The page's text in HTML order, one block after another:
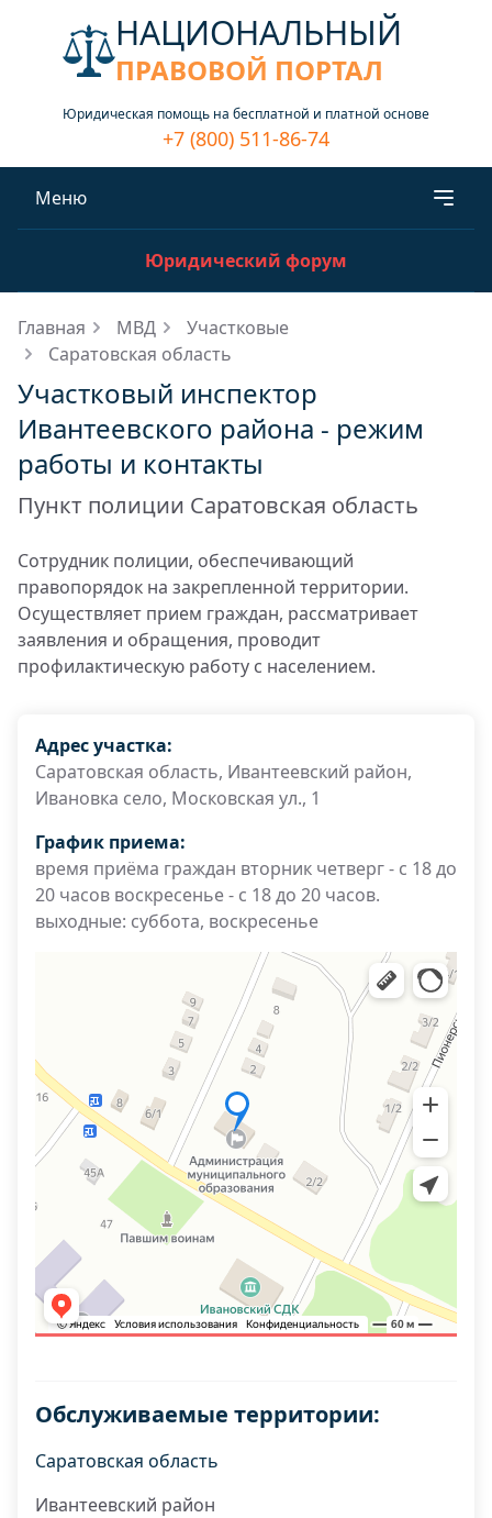
НАЦИОНАЛЬНЫЙ
ПРАВОВОЙ ПОРТАЛ
Юридическая помощь на бесплатной и платной основе
+7 (800) 511-86-74
Меню
Юридический форум
Главная МВД
Участковые
Саратовская область
Участковый инспектор
Ивантеевского района - режим
работы и контакты
Пункт полиции Саратовская область
Сотрудник полиции, обеспечивающий
правопорядок на закрепленной территории.
Осуществляет прием граждан, рассматривает
заявления и обращения, проводит
профилактическую работу с населением.
Адрес участка:
Саратовская область, Ивантеевский район,
Ивановка село, Московская ул., 1
График приема:
время приёма граждан вторник четверг - с 18 до
20 часов воскресенье - с 18 до 20 часов.
выходные: суббота, воскресенье
Обслуживаемые территории:
Саратовская область
Ивантеевский район